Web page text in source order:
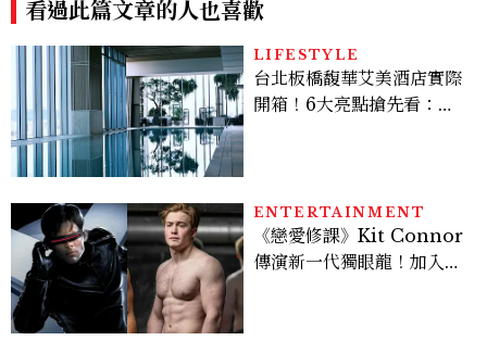
看過此篇文章的人也喜歡
LIFESTYLE
台北板橋馥華艾美酒店實際
開箱！6大亮點搶先看：新
ENTERTAINMENT
《戀愛修課》Kit Connor
傳演新一代獨眼龍！加入新